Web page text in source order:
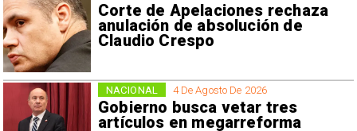
Corte de Apelaciones rechaza
anulación de absolución de
Claudio Crespo
4 De Agosto De 2026
Gobierno busca vetar tres
artículos en megarreforma
NACIONAL